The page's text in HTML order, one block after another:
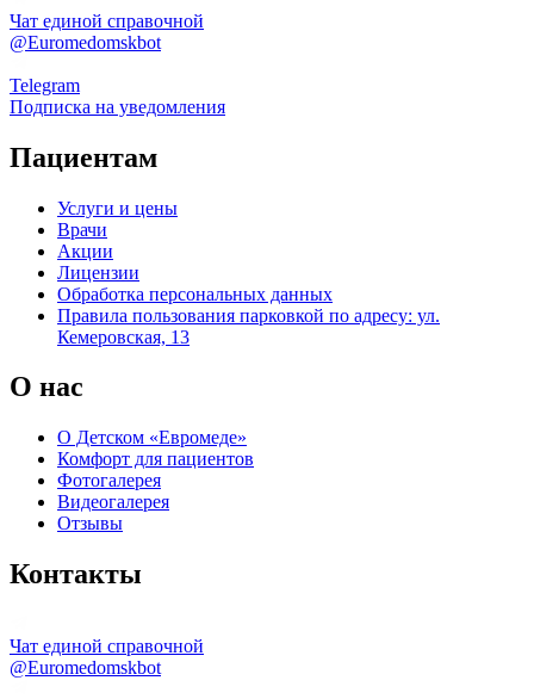
Чат единой справочной
@Euromedomskbot
Telegram
Подписка на уведомления
Пациентам
Услуги и цены
Врачи
Акции
Лицензии
Обработка персональных данных
Правила пользования парковкой по адресу: ул.
Кемеровская, 13
О нас
О Детском «Евромеде»
Комфорт для пациентов
Фотогалерея
Видеогалерея
Отзывы
Контакты
Чат единой справочной
@Euromedomskbot